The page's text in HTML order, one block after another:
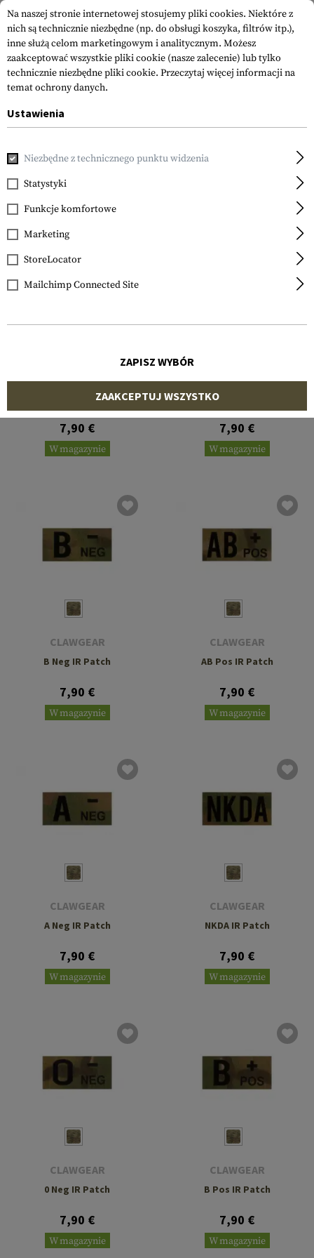
CLAWGEAR
AB Neg IR Patch
7,90 €
W magazynie
CLAWGEAR
No Pen IR Patch
7,90 €
W magazynie
CLAWGEAR
B Neg IR Patch
7,90 €
W magazynie
CLAWGEAR
AB Pos IR Patch
7,90 €
W magazynie
CLAWGEAR
A Neg IR Patch
7,90 €
W magazynie
CLAWGEAR
NKDA IR Patch
7,90 €
W magazynie
CLAWGEAR
0 Neg IR Patch
7,90 €
W magazynie
CLAWGEAR
B Pos IR Patch
7,90 €
W magazynie
Na naszej stronie internetowej stosujemy pliki cookies. Niektóre z
nich są technicznie niezbędne (np. do obsługi koszyka, filtrów itp.),
inne służą celom marketingowym i analitycznym. Możesz
zaakceptować wszystkie pliki cookie (nasze zalecenie) lub tylko
technicznie niezbędne pliki cookie. Przeczytaj więcej informacji na
temat ochrony danych.
Ustawienia
Niezbędne z technicznego punktu widzenia
Statystyki
Funkcje komfortowe
Marketing
StoreLocator
Mailchimp Connected Site
ZAPISZ WYBÓR
ZAAKCEPTUJ WSZYSTKO